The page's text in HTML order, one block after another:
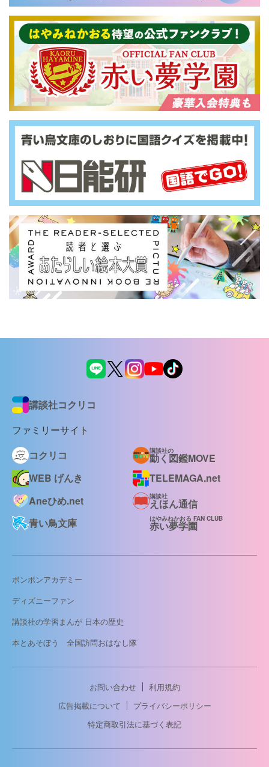
講談社コクリコ
ファミリーサイト
コクリコ
講談社の
動く図鑑MOVE
WEB げんき
TELEMAGA.net
Aneひめ.net
講談社
えほん通信
青い鳥文庫
はやみねかおる FAN CLUB
赤い夢学園
ボンボンアカデミー
ディズニーファン
講談社の学習まんが 日本の歴史
本とあそぼう 全国訪問おはなし隊
お問い合わせ
利用規約
広告掲載について
プライバシーポリシー
特定商取引法に基づく表記